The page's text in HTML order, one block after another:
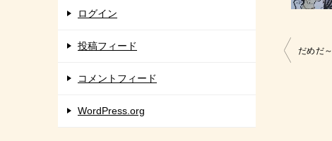
投だめだ～
ログイン
投稿フィード
コメントフィード
WordPress.org